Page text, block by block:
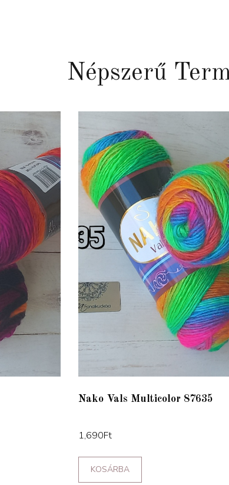
Népszerű
Nako Vals Multicolor 87635
1,690Ft
KOSÁRBA